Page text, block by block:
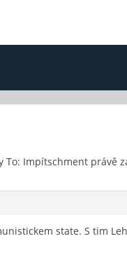
To: Impítschment právě
state. S tim